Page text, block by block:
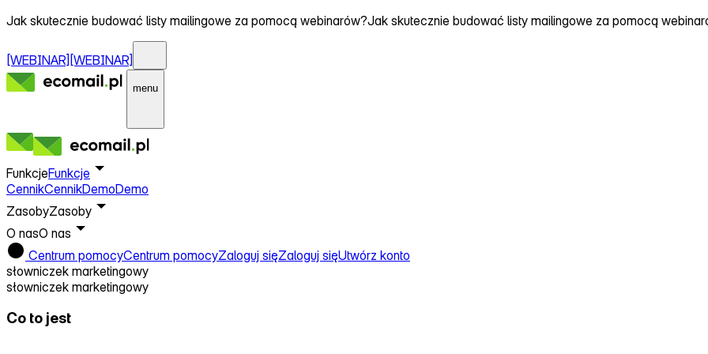
Jak skutecznie budować listy mailingowe za pomocą webinarów?Jak skutecznie budować listy mailingowe za pomocą
[WEBINAR] [WEBINAR]
menu
FunkcjeFunkcje
CennikCennikDemoDemo
ZasobyZasoby
O nasO nas
Centrum pomocyCentrum pomocyZaloguj sięZaloguj sięUtwórz konto
słowniczek marketingowy
słowniczek marketingowy
Co to jest